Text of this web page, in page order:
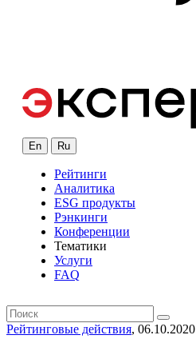
En Ru
Рейтинги
Аналитика
ESG продукты
Рэнкинги
Конференции
Тематики
Услуги
FAQ
Рейтинговые действия, 06.10.2020